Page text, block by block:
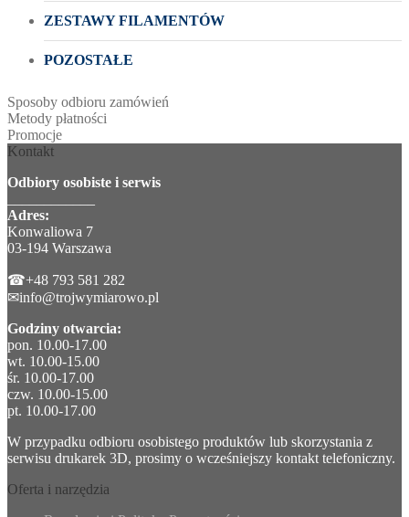
ZESTAWY FILAMENTÓW
POZOSTAŁE
Sposoby odbioru zamówień
Metody płatności
Promocje
Kontakt
Odbiory osobiste i serwis
Adres:
Konwaliowa 7
03-194 Warszawa
☎+48 793 581 282
✉info@trojwymiarowo.pl
Godziny otwarcia:
pon. 10.00-17.00
wt. 10.00-15.00
śr. 10.00-17.00
czw. 10.00-15.00
pt. 10.00-17.00
W przypadku odbioru osobistego produktów lub skorzystania z
serwisu drukarek 3D, prosimy o wcześniejszy kontakt telefoniczny.
Oferta i narzędzia